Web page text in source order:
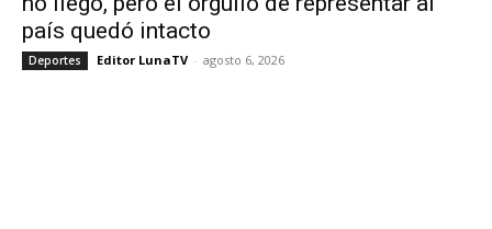
país quedó intacto
Deportes Editor LunaTV - agosto 6, 2026